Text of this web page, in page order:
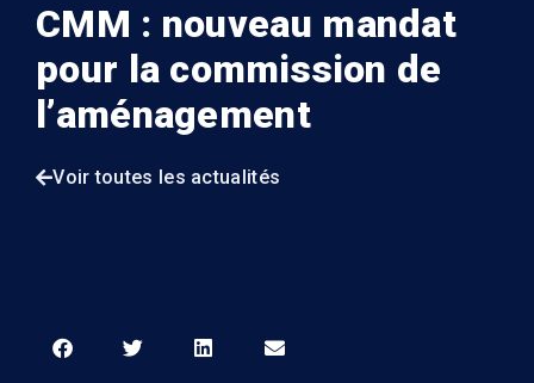
CMM : nouveau mandat
pour la commission de
l’aménagement
Voir toutes les actualités